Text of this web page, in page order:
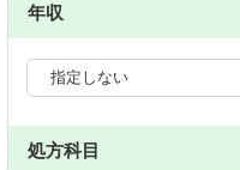
年収
処方科目